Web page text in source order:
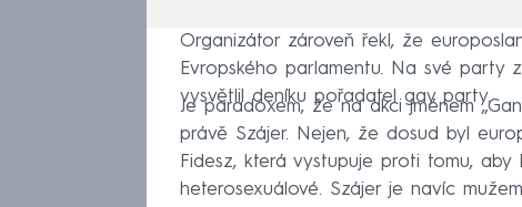
Organizátor zároveň řekl, že
Evropského parlamentu. Na své party
vysvětlil deníku pořadatel gay party.
Je paradoxem, že na akci jménem
právě Szájer. Nejen, že dosud byl
Fidesz, která vystupuje proti tomu, aby
heterosexuálové. Szájer je navíc